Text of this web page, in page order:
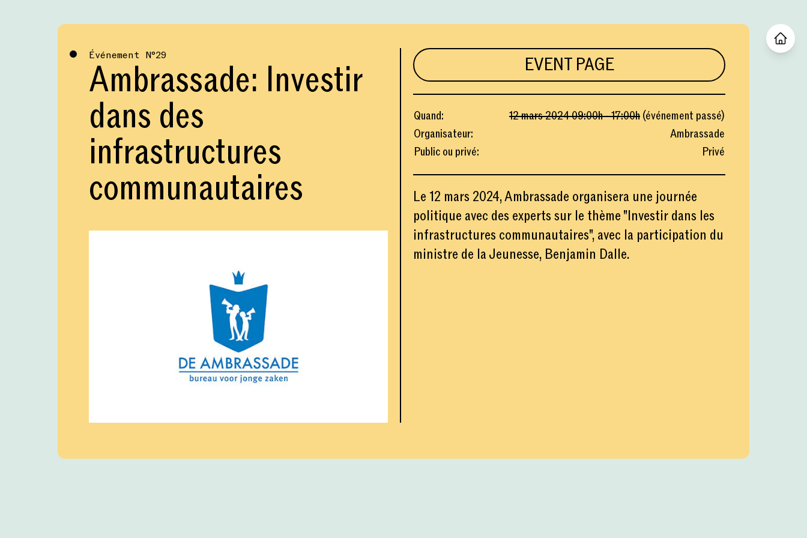
Événement №29
Ambrassade: Investir
dans des
infrastructures
communautaires
EVENT PAGE
Quand: 12 mars 202409:00h -17:00h(événement passé)
Organisateur:
Ambrassade
Public ou privé: Privé
Le 12 mars 2024, Ambrassade organisera une journée
politique avec des experts sur le thème "Investir dans les
infrastructures communautaires", avec la participation du
ministre de la Jeunesse, Benjamin Dalle.